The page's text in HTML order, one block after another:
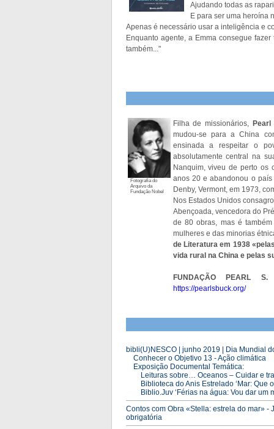
Ajudando todas as
E para ser uma heroína
Apenas é necessário usar a inteligência e
Enquanto agente, a Emma consegue
também..."
Fotografia do
Arquivo da
Fundação Nobel
Filha de missionários,
mudou-se para a China
ensinada a respeitar o
absolutamente central na
Nanquim, viveu de perto os
anos 20 e abandonou o
Denby, Vermont, em 1973,
Nos Estados Unidos
Abençoada, vencedora do
de 80 obras, mas é
mulheres e das minorias
de Literatura em 1938
vida rural na China e pelas
FUNDAÇÃO PEARL
https://pearlsbuck.org/
bibli(U)NESCO | junho 2019 | Dia Mundial
Conhecer o Objetivo 13 - Ação climática
Exposição Documental Temática:
Leituras sobre… Oceanos – Cuidar e
Biblioteca do Anis Estrelado ‘Mar: Que
Biblio.Juv ‘Férias na água: Vou dar um
Contos com Obra «Stella: estrela do mar»
obrigatória